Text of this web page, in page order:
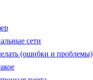
сети
(ошибки и проблемы)